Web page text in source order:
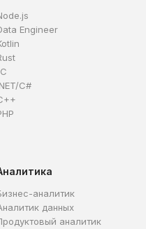
Engineer
C#
аналитик
данных
аналитик